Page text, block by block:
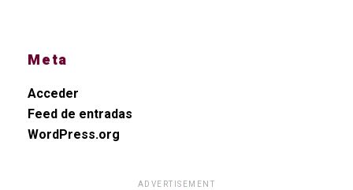
Meta
Acceder
Feed de entradas
WordPress.org
ADVERTISEMENT